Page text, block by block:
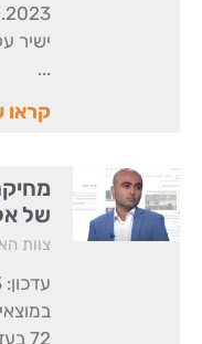
ישיר
קראו
של
צוות